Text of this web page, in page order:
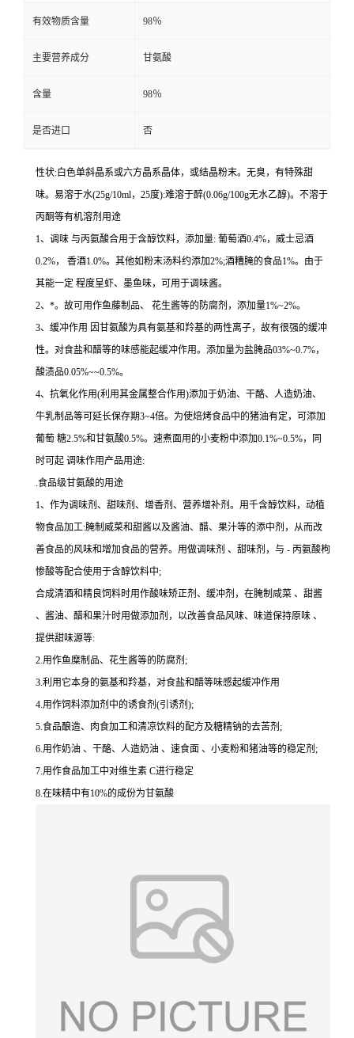
有效物质含量 98％
主要营养成分 甘氨酸
含量 98％
是否进口 否
性状:白色单斜晶系或六方晶系晶体，或结晶粉末。无臭，有特殊甜
味。易溶于水(25g/10ml，25度):难溶于醉(0.06g/100g无水乙醇)。不溶于
丙酮等有机溶剂用途
1、调味 与丙氨酸合用于含醇饮料，添加量: 葡萄酒0.4%，威士忌酒
0.2%， 香酒1.0%。其他如粉末汤料约添加2%;酒糟腌的食品1%。由于
其能一定 程度呈虾、墨鱼味，可用于调味酱。
2、*。故可用作鱼藤制品、 花生酱等的防腐剂，添加量1%~2%。
3、缓冲作用 因甘氨酸为具有氨基和羚基的两性离子，故有很强的缓冲
性。对食盐和醋等的味感能起缓冲作用。添加量为盐腌品03%~0.7%，
酸渍品0.05%~~0.5%。
4、抗氧化作用(利用其金属整合作用)添加于奶油、干酪、人造奶油、
牛乳制品等可延长保存期3~4倍。为使焙烤食品中的猪油有定，可添加
葡萄 糖2.5%和甘氨酸0.5%。速煮面用的小麦粉中添加0.1%~0.5%，同
时可起 调味作用产品用途:
.食品级甘氨酸的用途
1、作为调味剂、甜味剂、增香剂、营养增补剂。用千含醇饮料，动植
物食品加工:腌制威菜和甜酱以及酱油、醋、果汁等的添中剂，从而改
善食品的风味和增加食品的营养。用做调味剂 、甜味剂，与 - 丙氨酸枸
惨酸等配合使用于含醇饮料中;
合成清酒和精良饲料时用作酸味矫正剂、缓冲剂，在腌制咸菜 、甜酱
、酱油、醋和果汁时用做添加剂，以改善食品风味、味道保持原味 、
提供甜味源等:
2.用作鱼糜制品、花生酱等的防腐剂;
3.利用它本身的氨基和羚基，对食盐和醋等味感起缓冲作用
4.用作饲料添加剂中的诱食剂(引诱剂);
5.食品酿造、肉食加工和清凉饮料的配方及糖精钠的去苦剂;
6.用作奶油 、干酪、人造奶油 、速食面 、小麦粉和猪油等的稳定剂;
7.用作食品加工中对维生素 C进行稳定
8.在味精中有10%的成份为甘氨酸